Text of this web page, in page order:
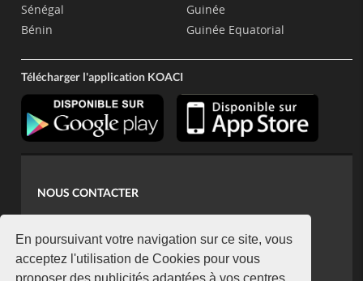
En poursuivant votre navigation sur ce site, vous
acceptez l'utilisation de Cookies pour vous
proposer des publicités adaptées à vos centres
Sénégal
Bénin
Guinée
Guinée Equatorial
Télécharger l'application KOACI
NOUS CONTACTER
koaci@yahoo.fr
+225 07 08 85 52 93